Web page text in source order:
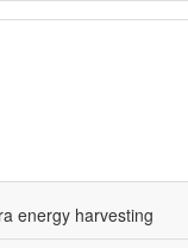
energy harvesting